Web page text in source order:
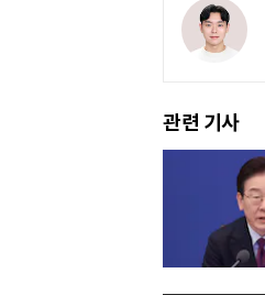
관련 기사